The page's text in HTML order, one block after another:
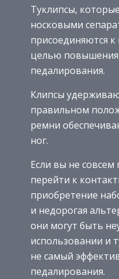
Туклипсы,
носковыми
присоединяются
целью повышения
педалирования.
Клипсы
правильном
ремни
ног.
Если вы не совсем
перейти к
приобретение
и недорогая
они могут быть
использовании и
не самый
педалирования.